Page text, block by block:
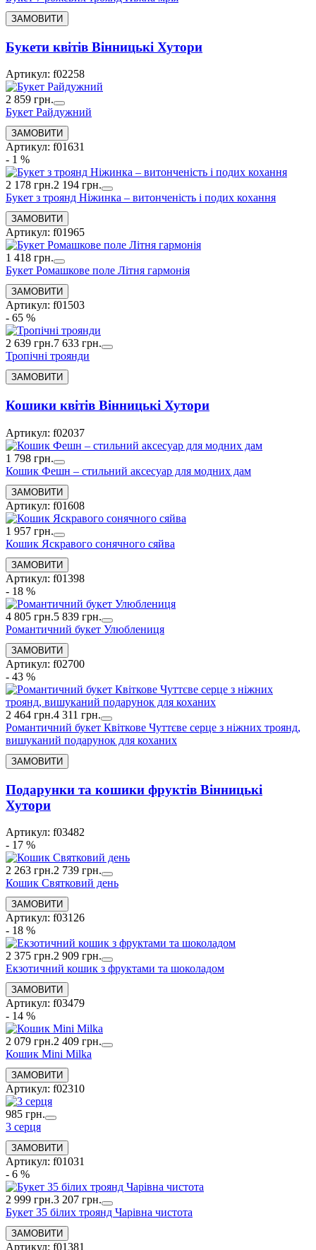
Букети квiтiв Вінницькі Хутори
Артикул: f02258
2 859 грн.
Букет Райдужний
Артикул: f01631
- 1 %
2 178 грн.2 194 грн.
Букет з троянд Ніжинка – витонченість і подих кохання
Артикул: f01965
1 418 грн.
Букет Ромашкове поле Літня гармонія
Артикул: f01503
- 65 %
2 639 грн.7 633 грн.
Тропічні троянди
Кошики квітів Вінницькі Хутори
Артикул: f02037
1 798 грн.
Кошик Фешн – стильний аксесуар для модних дам
Артикул: f01608
1 957 грн.
Кошик Яскравого сонячного сяйва
Артикул: f01398
- 18 %
4 805 грн.5 839 грн.
Романтичний букет Улюблениця
Артикул: f02700
- 43 %
2 464 грн.4 311 грн.
Романтичний букет Квіткове Чуттєве серце з ніжних троянд,
вишуканий подарунок для коханих
Подарунки та кошики фруктів Вінницькі
Хутори
Артикул: f03482
- 17 %
2 263 грн.2 739 грн.
Кошик Святковий день
Артикул: f03126
- 18 %
2 375 грн.2 909 грн.
Екзотичний кошик з фруктами та шоколадом
Артикул: f03479
- 14 %
2 079 грн.2 409 грн.
Кошик Mini Milka
Артикул: f02310
985 грн.
3 серця
Артикул: f01031
- 6 %
2 999 грн.3 207 грн.
Букет 35 білих троянд Чарівна чистота
Артикул: f01381